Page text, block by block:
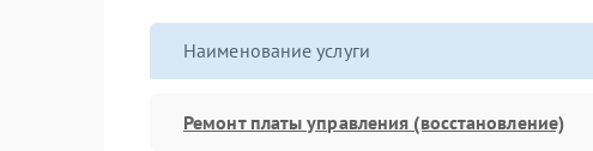
Наименование услуги
Ремонт платы управления (восстановление)